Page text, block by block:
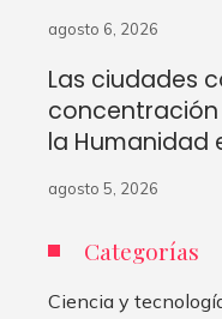
agosto 6, 2026
Las ciudades
concentración
la Humanidad
agosto 5, 2026
Categorías
Ciencia y